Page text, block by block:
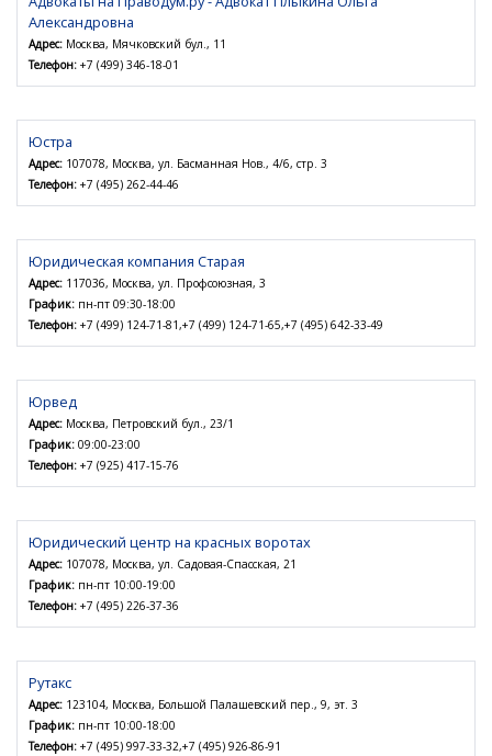
Александровна
Адрес: Москва, Мячковский бул., 11
Телефон: +7 (499) 346-18-01
Юстра
Адрес: 107078, Москва, ул. Басманная Нов., 4/6, стр. 3
Телефон: +7 (495) 262-44-46
Юридическая компания Старая
Адрес: 117036, Москва, ул. Профсоюзная, 3
График: пн-пт 09:30-18:00
Телефон: +7 (499) 124-71-81,+7 (499) 124-71-65,+7 (495) 642-33-49
Юрвед
Адрес: Москва, Петровский бул., 23/1
График: 09:00-23:00
Телефон: +7 (925) 417-15-76
Юридический центр на красных воротах
Адрес: 107078, Москва, ул. Садовая-Спасская, 21
График: пн-пт 10:00-19:00
Телефон: +7 (495) 226-37-36
Рутакс
Адрес: 123104, Москва, Большой Палашевский пер., 9, эт. 3
График: пн-пт 10:00-18:00
Телефон: +7 (495) 997-33-32,+7 (495) 926-86-91